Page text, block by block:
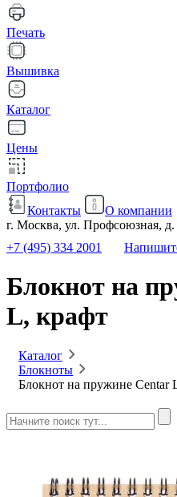
Печать
Вышивка
Каталог
Цены
Портфолио
Контакты
О компании
г. Москва, ул. Профсоюзная, д.
+7 (495) 334 2001
Блокнот на
L, крафт
Каталог
Блокноты
Блокнот на пружине Centar